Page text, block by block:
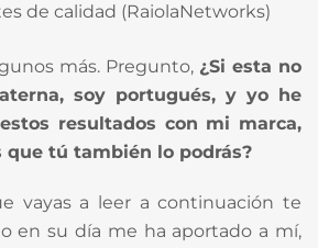
de calidad (RaiolaNetworks)
más. Pregunto, ¿Si esta no
soy portugués, y yo he
resultados con mi marca,
que tú también lo podrás?
vayas a leer a continuación te
en su día me ha aportado a mí,